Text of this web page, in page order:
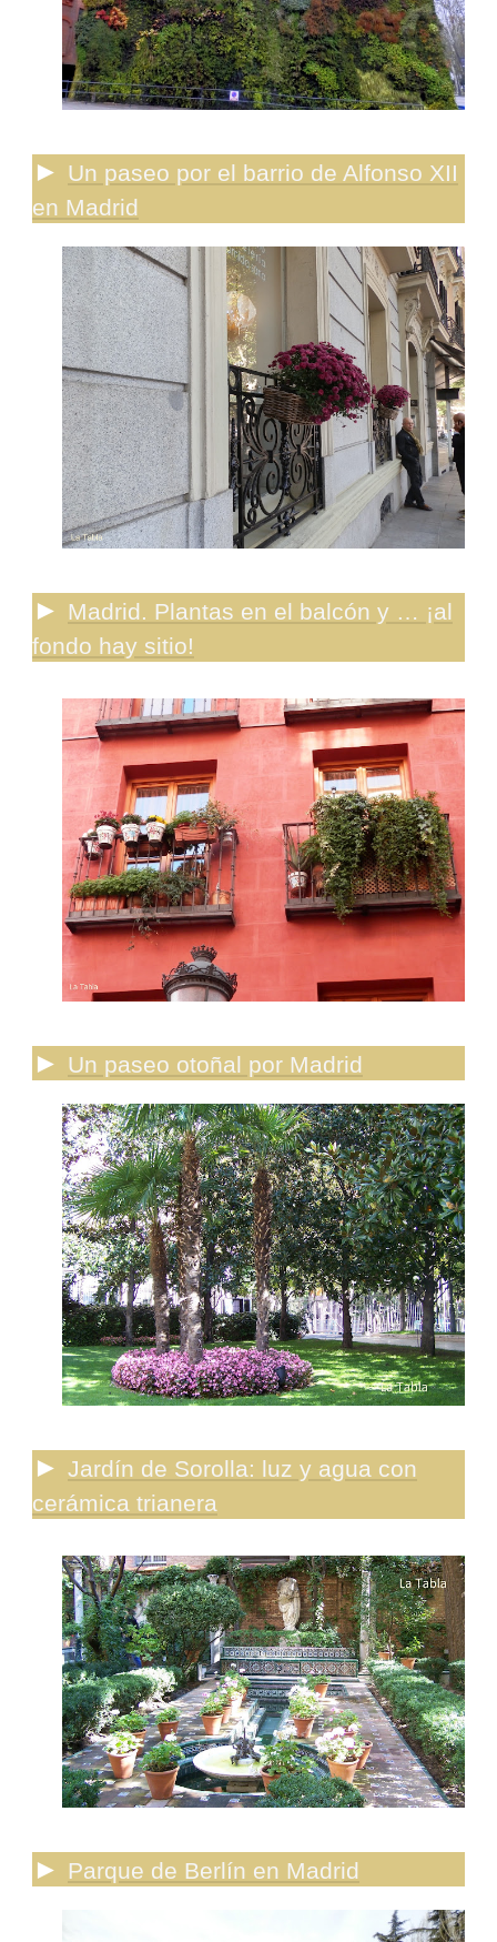
► Un paseo por el barrio de Alfonso XII
en Madrid
► Madrid. Plantas en el balcón y … ¡al
fondo hay sitio!
► Un paseo otoñal por Madrid
► Jardín de Sorolla: luz y agua con
cerámica trianera
► Parque de Berlín en Madrid